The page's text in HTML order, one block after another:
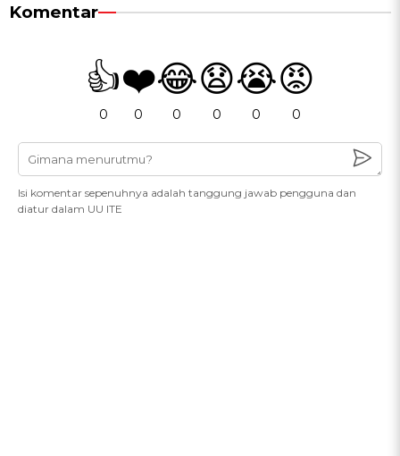
Komentar
👍
0
❤️
0
😂
0
😧
0
😭
0
😡
0
Isi komentar sepenuhnya adalah tanggung jawab pengguna dan
diatur dalam UU ITE